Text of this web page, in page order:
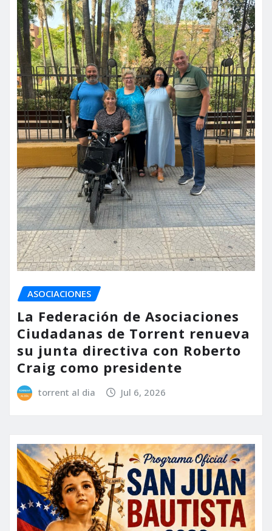
ASOCIACIONES
La Federación de Asociaciones
Ciudadanas de Torrent renueva
su junta directiva con Roberto
Craig como presidente
torrent al dia Jul 6, 2026